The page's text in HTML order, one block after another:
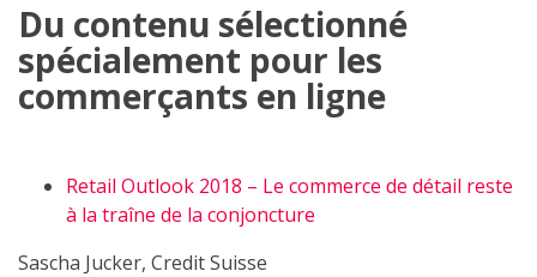
Du contenu sélectionné
spécialement pour les
commerçants en ligne
Retail Outlook 2018 – Le commerce de détail reste
à la traîne de la conjoncture
Sascha Jucker, Credit Suisse